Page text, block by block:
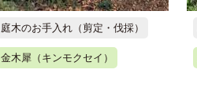
庭木のお手入れ（剪定・伐採）
金木犀（キンモクセイ）